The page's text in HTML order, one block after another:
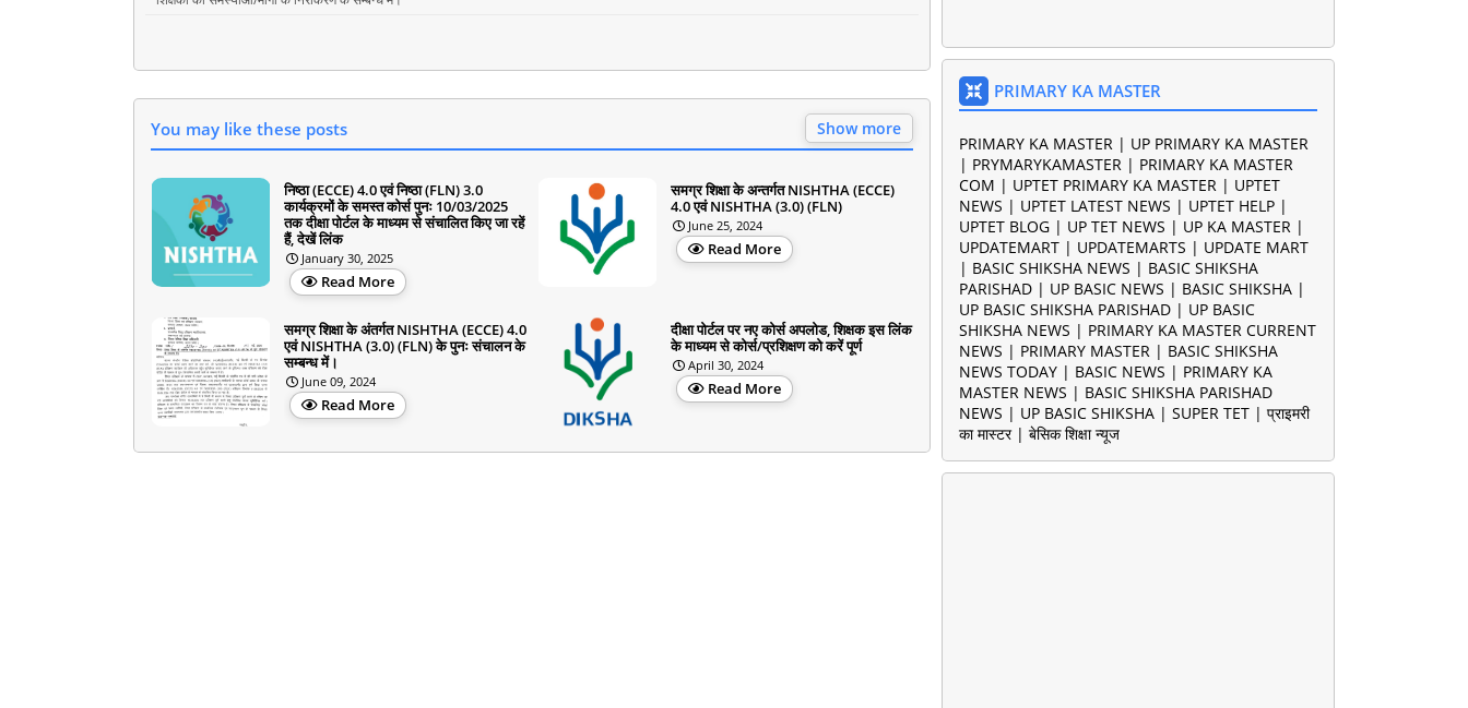
You may like these posts Show more
निष्ठा (ECCE) 4.0 एवं निष्ठा (FLN) 3.0
कार्यक्रमों के समस्त कोर्स पुनः 10/03/2025
तक दीक्षा पोर्टल के माध्यम से संचालित किए जा रहें
हैं, देखें लिंक
January 30, 2025
Read More
समग्र शिक्षा के अन्तर्गत NISHTHA (ECCE)
4.0 एवं NISHTHA (3.0) (FLN)
June 25, 2024
Read More
समग्र शिक्षा के अंतर्गत NISHTHA (ECCE) 4.0
एवं NISHTHA (3.0) (FLN) के पुनः संचालन के
सम्बन्ध में।
June 09, 2024
Read More
दीक्षा पोर्टल पर नए कोर्स अपलोड, शिक्षक इस लिंक
के माध्यम से कोर्स/प्रशिक्षण को करें पूर्ण
April 30, 2024
Read More
PRIMARY KA MASTER
PRIMARY KA MASTER | UP PRIMARY KA MASTER
| PRYMARYKAMASTER | PRIMARY KA MASTER
COM | UPTET PRIMARY KA MASTER | UPTET
NEWS | UPTET LATEST NEWS | UPTET HELP |
UPTET BLOG | UP TET NEWS | UP KA MASTER |
UPDATEMART | UPDATEMARTS | UPDATE MART
| BASIC SHIKSHA NEWS | BASIC SHIKSHA
PARISHAD | UP BASIC NEWS | BASIC SHIKSHA |
UP BASIC SHIKSHA PARISHAD | UP BASIC
SHIKSHA NEWS | PRIMARY KA MASTER CURRENT
NEWS | PRIMARY MASTER | BASIC SHIKSHA
NEWS TODAY | BASIC NEWS | PRIMARY KA
MASTER NEWS | BASIC SHIKSHA PARISHAD
NEWS | UP BASIC SHIKSHA | SUPER TET | प्राइमरी
का मास्टर | बेसिक शिक्षा न्यूज